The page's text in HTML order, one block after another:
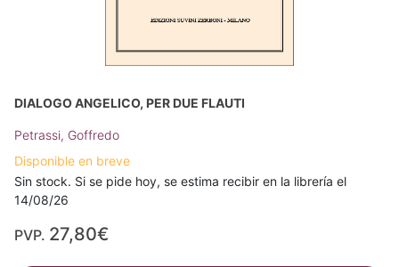
DIALOGO ANGELICO, PER DUE FLAUTI
Petrassi, Goffredo
Disponible en breve
Sin stock. Si se pide hoy, se estima recibir en la librería el
14/08/26
PVP. 27,80€